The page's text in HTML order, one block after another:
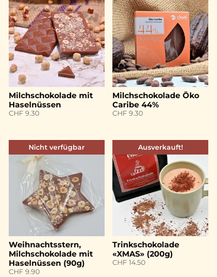
Milchschokolade mit
Haselnüssen
CHF9.30
Milchschokolade Öko
Caribe 44%
CHF 9.30
Weihnachtsstern,
Milchschokolade mit
Haselnüssen (90g)
CHF9.90
Nicht verfügbar
Trinkschokolade
«XMAS» (200g)
CHF 14.50
Ausverkauft!